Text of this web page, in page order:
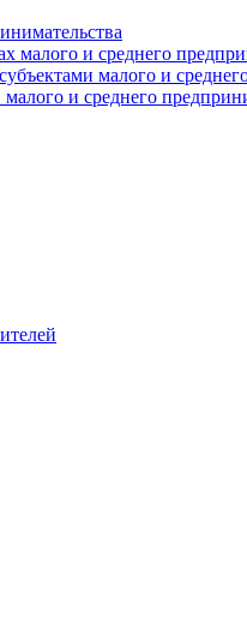
малого и среднего
малого и
и среднего